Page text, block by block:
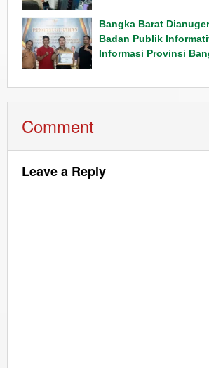
Bangka Barat
Badan Publik
Informasi Provinsi
Comment
Leave a Reply